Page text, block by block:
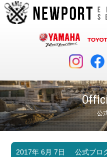
公
マリンクラブ
マリンライフを堪能したい！
2017年 6月 7日 公式ブロ